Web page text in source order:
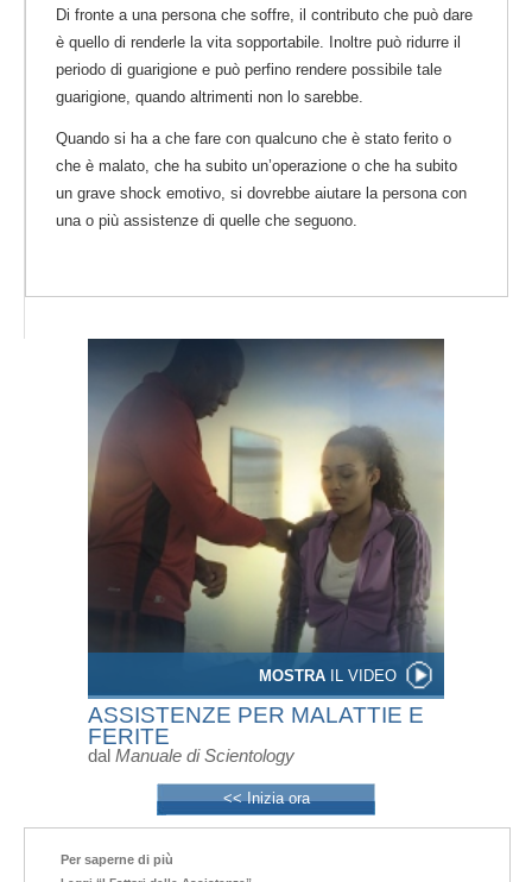
MOSTRA IL VIDEO
ASSISTENZE PER MALATTIE E
FERITE
dal Manuale di Scientology
<< Inizia ora
Di fronte a una persona che soffre, il contributo che può dare
è quello di renderle la vita sopportabile. Inoltre può ridurre il
periodo di guarigione e può perfino rendere possibile tale
guarigione, quando altrimenti non lo sarebbe.
Quando si ha a che fare con qualcuno che è stato ferito o
che è malato, che ha subito un’operazione o che ha subito
un grave shock emotivo, si dovrebbe aiutare la persona con
una o più assistenze di quelle che seguono.
Per saperne di più